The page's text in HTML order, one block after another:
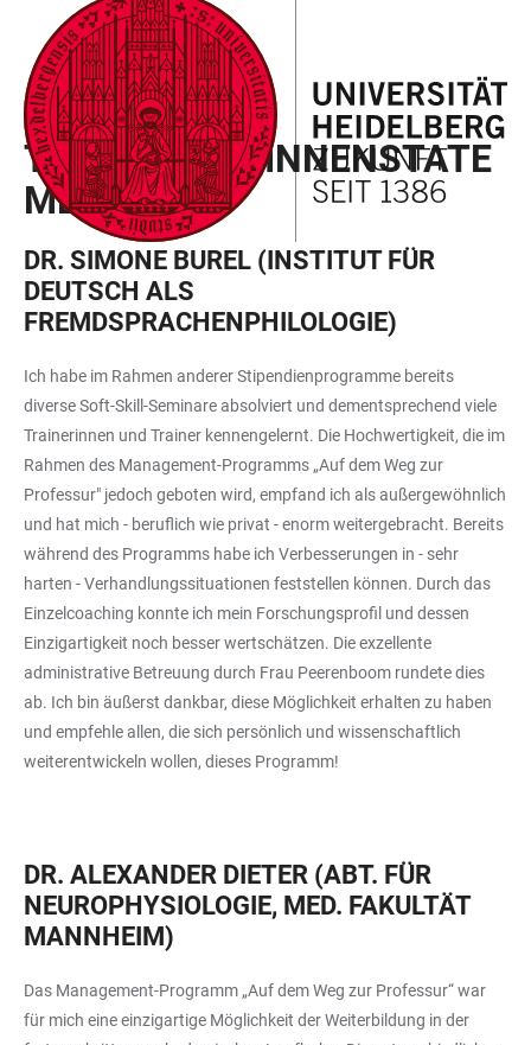
LINKS
ZUR
BARRIEREFREIHEIT
ZUM
HAUPTINHALT
HAUPTNAVIGATION
ÖFFNEN
WEBSEITENSUCHE
ÖFFNEN
HEI_TRACKS
TEILNEHMER:INNENSTATE
MENTS
DR. SIMONE BUREL (INSTITUT FÜR
DEUTSCH ALS
FREMDSPRACHENPHILOLOGIE)
Ich habe im Rahmen anderer Stipendienprogramme bereits
diverse Soft-Skill-Seminare absolviert und dementsprechend viele
Trainerinnen und Trainer kennengelernt. Die Hochwertigkeit, die im
Rahmen des Management-Programms „Auf dem Weg zur
Professur" jedoch geboten wird, empfand ich als außergewöhnlich
und hat mich - beruflich wie privat - enorm weitergebracht. Bereits
während des Programms habe ich Verbesserungen in - sehr
harten - Verhandlungssituationen feststellen können. Durch das
Einzelcoaching konnte ich mein Forschungsprofil und dessen
Einzigartigkeit noch besser wertschätzen. Die exzellente
administrative Betreuung durch Frau Peerenboom rundete dies
ab. Ich bin äußerst dankbar, diese Möglichkeit erhalten zu haben
und empfehle allen, die sich persönlich und wissenschaftlich
weiterentwickeln wollen, dieses Programm!
DR. ALEXANDER DIETER (ABT. FÜR
NEUROPHYSIOLOGIE, MED. FAKULTÄT
MANNHEIM)
Das Management-Programm „Auf dem Weg zur Professur“ war
für mich eine einzigartige Möglichkeit der Weiterbildung in der